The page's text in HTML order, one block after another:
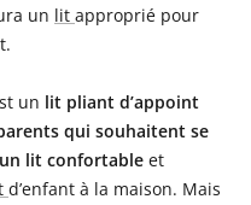
un lit approprié pour
un lit pliant d’appoint
qui souhaitent se
lit confortable et
d’enfant à la maison. Mais